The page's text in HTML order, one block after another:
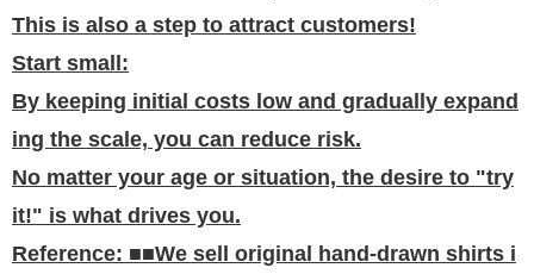
This is also a step to attract customers!
Start small:
By keeping initial costs low and gradually expand
ing the scale, you can reduce risk.
No matter your age or situation, the desire to "try
it!" is what drives you.
Reference: ■■We sell original hand-drawn shirts i